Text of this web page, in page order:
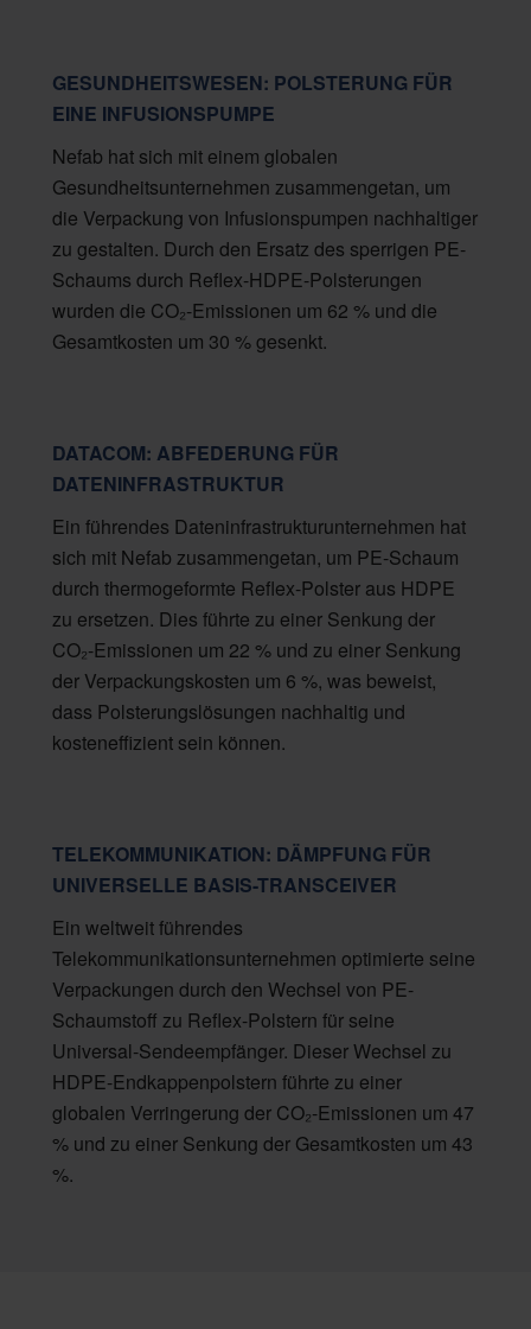
GESUNDHEITSWESEN: POLSTERUNG FÜR
EINE INFUSIONSPUMPE
Nefab hat sich mit einem globalen
Gesundheitsunternehmen zusammengetan, um
die Verpackung von Infusionspumpen nachhaltiger
zu gestalten. Durch den Ersatz des sperrigen PE-
Schaums durch Reflex-HDPE-Polsterungen
wurden die CO₂-Emissionen um 62 % und die
Gesamtkosten um 30 % gesenkt.
DATACOM: ABFEDERUNG FÜR
DATENINFRASTRUKTUR
Ein führendes Dateninfrastrukturunternehmen hat
sich mit Nefab zusammengetan, um PE-Schaum
durch thermogeformte Reflex-Polster aus HDPE
zu ersetzen. Dies führte zu einer Senkung der
CO₂-Emissionen um 22 % und zu einer Senkung
der Verpackungskosten um 6 %, was beweist,
dass Polsterungslösungen nachhaltig und
kosteneffizient sein können.
TELEKOMMUNIKATION: DÄMPFUNG FÜR
UNIVERSELLE BASIS-TRANSCEIVER
Ein weltweit führendes
Telekommunikationsunternehmen optimierte seine
Verpackungen durch den Wechsel von PE-
Schaumstoff zu Reflex-Polstern für seine
Universal-Sendeempfänger. Dieser Wechsel zu
HDPE-Endkappenpolstern führte zu einer
globalen Verringerung der CO₂-Emissionen um 47
% und zu einer Senkung der Gesamtkosten um 43
%.